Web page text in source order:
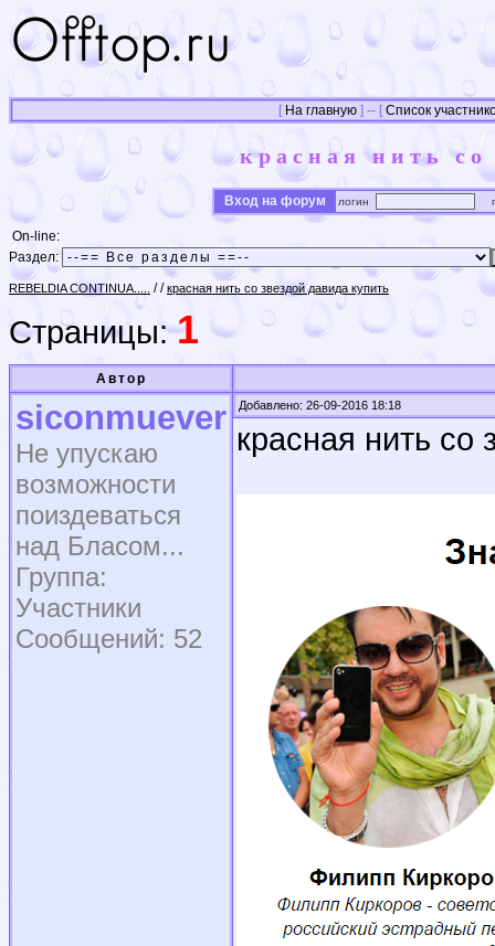
[ На главную] -- [ Список
красная нить со
Вход на форум логин
On-line:
Раздел:
REBELDIA CONTINUA..... //красная нить со звездой давида купить
Страницы:1
Автор
siconmuever
Не упускаю
возможности
поиздеваться
над Бласом...
Группа:
Участники
Сообщений: 52
Добавлено: 26-09-2016 18:18
красная нить со